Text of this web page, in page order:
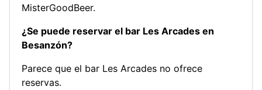
MisterGoodBeer.
¿Se puede reservar el bar Les Arcades en
Besanzón?
Parece que el bar Les Arcades no ofrece
reservas.